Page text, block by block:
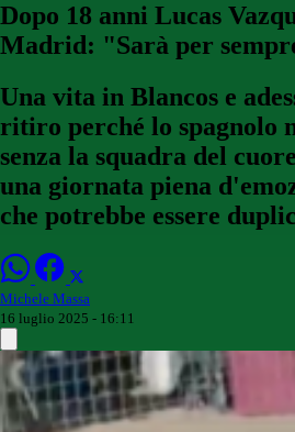
Dopo 18 anni Lucas
Madrid: "Sarà per
Una vita in Blancos e
ritiro perché lo spagnolo
senza la squadra del
una giornata piena
che potrebbe essere
Michele Massa
16 luglio 2025 - 16:11